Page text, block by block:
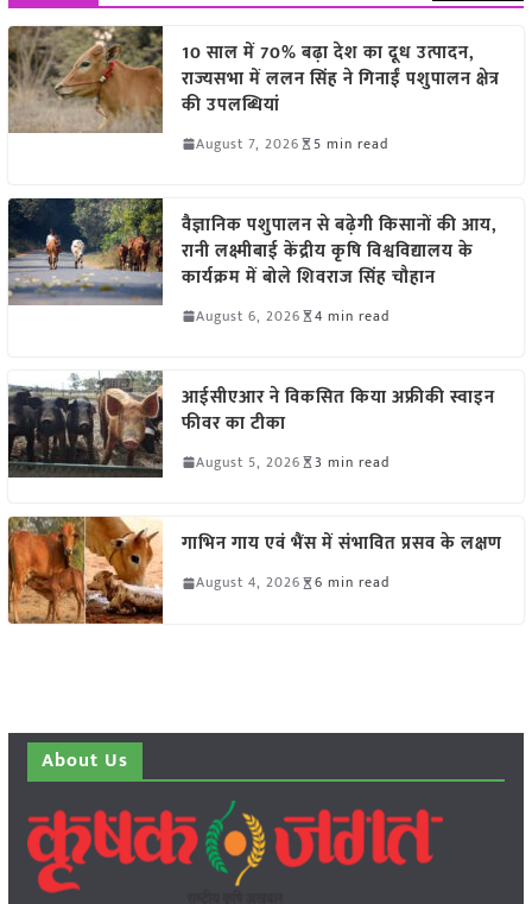
10 साल में 70% बढ़ा देश का दूध उत्पादन,
राज्यसभा में ललन सिंह ने गिनाईं पशुपालन क्षेत्र
की उपलब्धियां
August 7, 2026 5 min read
वैज्ञानिक पशुपालन से बढ़ेगी किसानों की आय,
रानी लक्ष्मीबाई केंद्रीय कृषि विश्वविद्यालय के
कार्यक्रम में बोले शिवराज सिंह चौहान
August 6, 2026 4 min read
आईसीएआर ने विकसित किया अफ्रीकी स्वाइन
फीवर का टीका
August 5, 2026 3 min read
गाभिन गाय एवं भैंस में संभावित प्रसव के लक्षण
August 4, 2026 6 min read
About Us